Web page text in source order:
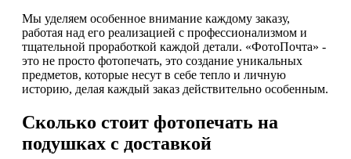
Мы уделяем особенное внимание каждому заказу,
работая над его реализацией с профессионализмом и
тщательной проработкой каждой детали. «ФотоПочта» -
это не просто фотопечать, это создание уникальных
предметов, которые несут в себе тепло и личную
историю, делая каждый заказ действительно особенным.
Сколько стоит фотопечать на
подушках с доставкой